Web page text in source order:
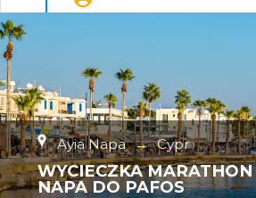
Ayia Napa → Cypr
WYCIECZKA
NAPA DO PAFOS